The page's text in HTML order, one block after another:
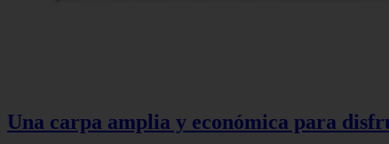
Una carpa amplia y económica para